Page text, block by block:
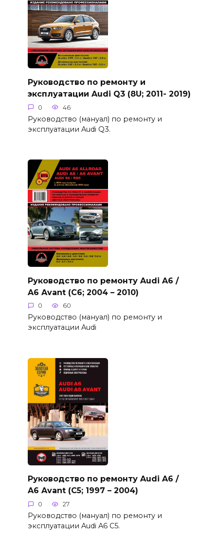
Руководство по ремонту и
эксплуатации Audi Q3 (8U; 2011- 2019)
0 46
Руководство (мануал) по ремонту и
эксплуатации Audi Q3.
Руководство по ремонту Audi A6 /
A6 Avant (C6; 2004 – 2010)
0 60
Руководство (мануал) по ремонту и
эксплуатации Audi
Руководство по ремонту Audi A6 /
A6 Avant (C5; 1997 – 2004)
0 27
Руководство (мануал) по ремонту и
эксплуатации Audi A6 C5.